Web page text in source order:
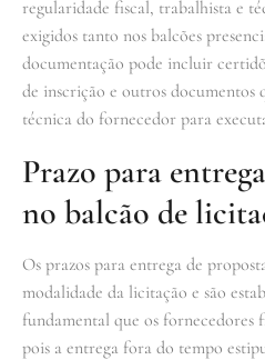
regularidade fiscal, trabalhista e
exigidos tanto nos balcões
documentação pode incluir
de inscrição e outros documentos
técnica do fornecedor para
Prazo para
no balcão de
Os prazos para entrega de
modalidade da licitação e são
fundamental que os fornecedores
pois a entrega fora do tempo